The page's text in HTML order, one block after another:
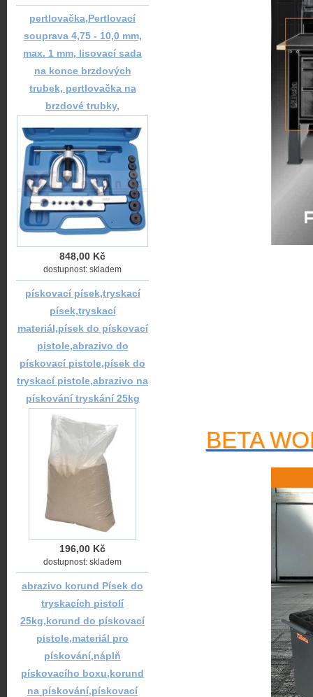
BETA
pertlovačka,Pertlovací
souprava 4,75 - 10,0 mm,
max. 1 mm, lisovací sada
na konce brzdových
trubek, pertlovačka na
brzdové trubky,
848,00 Kč
dostupnost: skladem
pískovací písek,tryskací
písek,tryskací
materiál,písek do pískovací
pistole,abrazivo do
pískovací pistole,písek do
tryskací pistole,abrazivo na
pískování tryskání 25kg
196,00 Kč
dostupnost: skladem
abrazivo korund Písek do
tryskacích pistolí
25kg,korund do pískovací
pistole,materiál pro
pískování,náplň
pískovacího boxu,korund
na pískování,pískovací